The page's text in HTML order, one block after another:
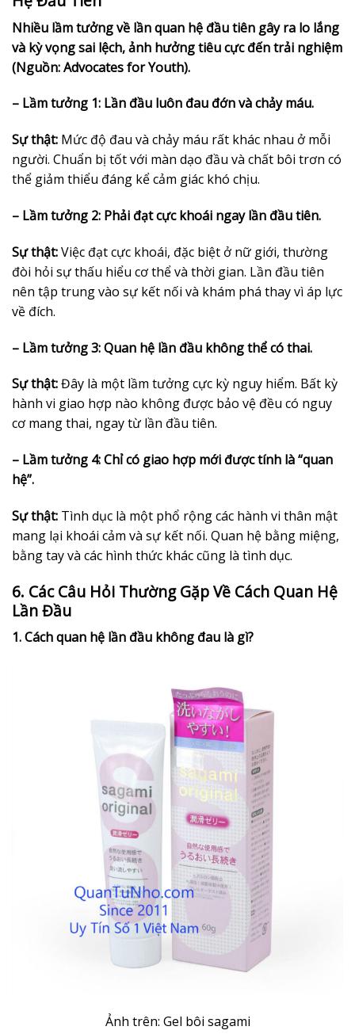
Nhiều lầm tưởng về lần quan hệ đầu tiên gây ra lo lắng
và kỳ vọng sai lệch, ảnh hưởng tiêu cực đến trải nghiệm
(Nguồn: Advocates for Youth).
– Lầm tưởng 1: Lần đầu luôn đau đớn và chảy máu.
Sự thật: Mức độ đau và chảy máu rất khác nhau ở mỗi
người. Chuẩn bị tốt với màn dạo đầu và chất bôi trơn có
thể giảm thiểu đáng kể cảm giác khó chịu.
– Lầm tưởng 2: Phải đạt cực khoái ngay lần đầu tiên.
Sự thật:Việc đạt cực khoái, đặc biệt ở nữ giới, thường
đòi hỏi sự thấu hiểu cơ thể và thời gian. Lần đầu tiên
nên tập trung vào sự kết nối và khám phá thay vì áp lực
về đích.
– Lầm tưởng 3: Quan hệ lần đầu không thể có thai.
Sự thật:Đây là một lầm tưởng cực kỳ nguy hiểm. Bất kỳ
hành vi giao hợp nào không được bảo vệ đều có nguy
cơ mang thai, ngay từ lần đầu tiên.
– Lầm tưởng 4: Chỉ có giao hợp mới được tính là “quan
hệ”.
Sự thật: Tình dục là một phổ rộng các hành vi thân mật
mang lại khoái cảm và sự kết nối. Quan hệ bằng miệng,
bằng tay và các hình thức khác cũng là tình dục.
6. Các Câu Hỏi Thường Gặp Về Cách Quan Hệ
Lần Đầu
1. Cách quan hệ lần đầu không đau là gì?
Ảnh trên: Gel bôi sagami